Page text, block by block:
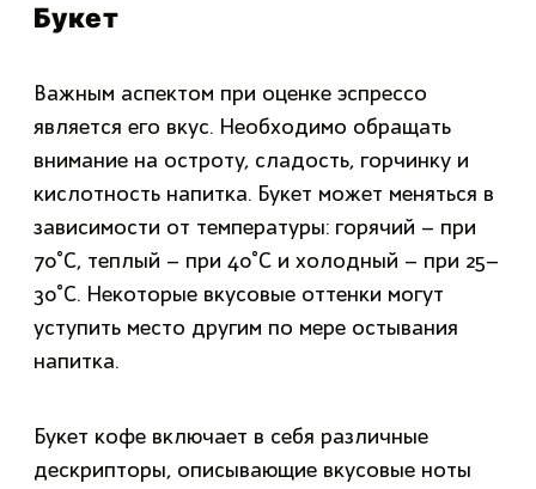
Букет
Важным аспектом при оценке эспрессо
является его вкус. Необходимо обращать
внимание на остроту, сладость, горчинку и
кислотность напитка. Букет может меняться в
зависимости от температуры: горячий – при
70°С, теплый – при 40°С и холодный – при 25–
30°С. Некоторые вкусовые оттенки могут
уступить место другим по мере остывания
напитка.
Букет кофе включает в себя различные
дескрипторы, описывающие вкусовые ноты